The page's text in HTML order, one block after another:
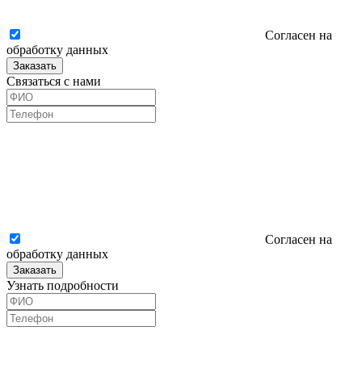
Согласен на
обработку данных
Заказать
Связаться с нами
Согласен на
обработку данных
Заказать
Узнать подробности